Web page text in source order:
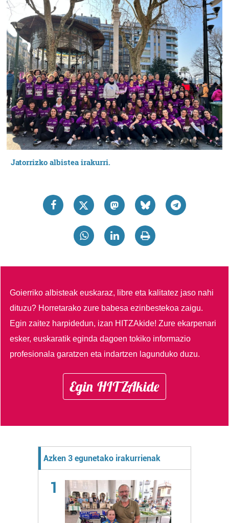
Jatorrizko albistea irakurri.
Goierriko albisteak euskaraz, libre eta kalitatez jaso nahi
dituzu? Horretarako zure babesa ezinbestekoa zaigu.
Egin zaitez harpidedun, izan HITZAkide!Zure ekarpenari
esker, euskaratik eginda dagoen tokiko informazio
profesionala garatzen eta indartzen lagunduko duzu.
Egin HITZAkide
Azken 3 egunetako irakurrienak
1